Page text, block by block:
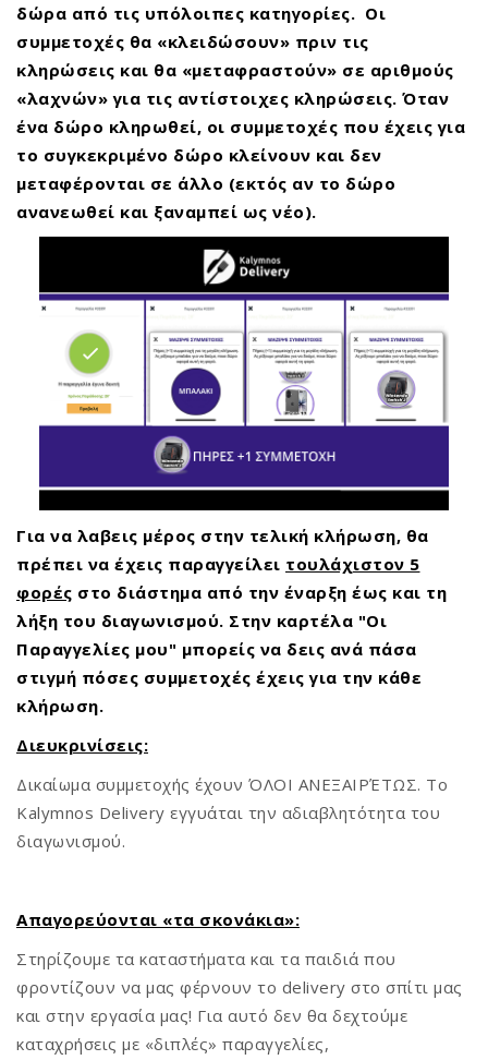
δώρα από τις υπόλοιπες κατηγορίες. Οι
συμμετοχές θα «κλειδώσουν» πριν τις
κληρώσεις και θα «μεταφραστούν» σε αριθμούς
«λαχνών» για τις αντίστοιχες κληρώσεις. Όταν
ένα δώρο κληρωθεί, οι συμμετοχές που έχεις για
το συγκεκριμένο δώρο κλείνουν και δεν
μεταφέρονται σε άλλο (εκτός αν το δώρο
ανανεωθεί και ξαναμπεί ως νέο).
Για να λαβεις μέρος στην τελική κλήρωση, θα
πρέπει να έχεις παραγγείλει τουλάχιστον 5
φορές στο διάστημα από την έναρξη έως και τη
λήξη του διαγωνισμού. Στην καρτέλα "Οι
Παραγγελίες μου" μπορείς να δεις ανά πάσα
στιγμή πόσες συμμετοχές έχεις για την κάθε
κλήρωση.
Διευκρινίσεις:
Δικαίωμα συμμετοχής έχουν ΌΛΟΙ ΑΝΕΞΑΙΡΈΤΩΣ. Το
Kalymnos Delivery εγγυάται την αδιαβλητότητα του
διαγωνισμού.
Απαγορεύονται «τα σκονάκια»:
Στηρίζουμε τα καταστήματα και τα παιδιά που
φροντίζουν να μας φέρνουν το delivery στο σπίτι μας
και στην εργασία μας! Για αυτό δεν θα δεχτούμε
καταχρήσεις με «διπλές» παραγγελίες,